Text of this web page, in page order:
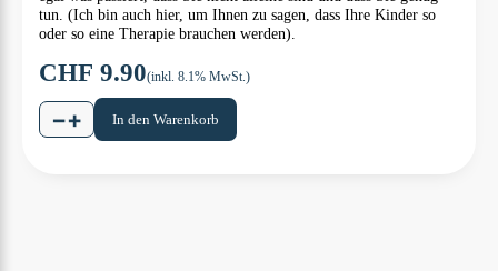
tun. (Ich bin auch hier, um Ihnen zu sagen, dass Ihre Kinder so
oder so eine Therapie brauchen werden).
CHF 9.90(inkl. 8.1% MwSt.)
−+ In den Warenkorb